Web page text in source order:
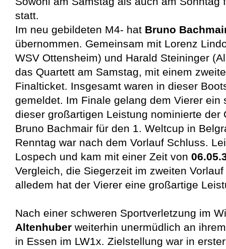
statt.
Im neu gebildeten M4- hat Bruno
übernommen. Gemeinsam mit Lorenz
WSV Ottensheim) und Harald Steininger
das Quartett am Samstag, mit einem
Finalticket. Insgesamt waren in dieser
gemeldet. Im Finale gelang dem Vierer ein
dieser großartigen Leistung nominierte der
Bruno Bachmair für den 1. Weltcup in
Renntag war nach dem Vorlauf Schluss.
Lospech und kam mit einer Zeit von
Vergleich, die Siegerzeit im zweiten
alledem hat der Vierer eine großartige
Nach einer schweren Sportverletzung im
Altenhuberweiterhin unermüdlich an
in Essen im LW1x. Zielstellung war in